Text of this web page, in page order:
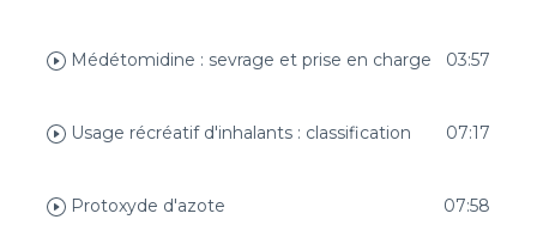
Médétomidine : sevrage et prise en charge 03:57
Usage récréatif d'inhalants : classification 07:17
Protoxyde d'azote 07:58